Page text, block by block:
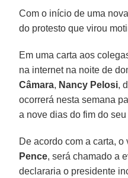
Com o início de uma
do protesto que virou
Em uma carta aos
na internet na noite de
Câmara, Nancy Pelosi,
ocorrerá nesta semana
a nove dias do fim do
De acordo com a carta, o
Pence, será chamado a
declararia o presidente